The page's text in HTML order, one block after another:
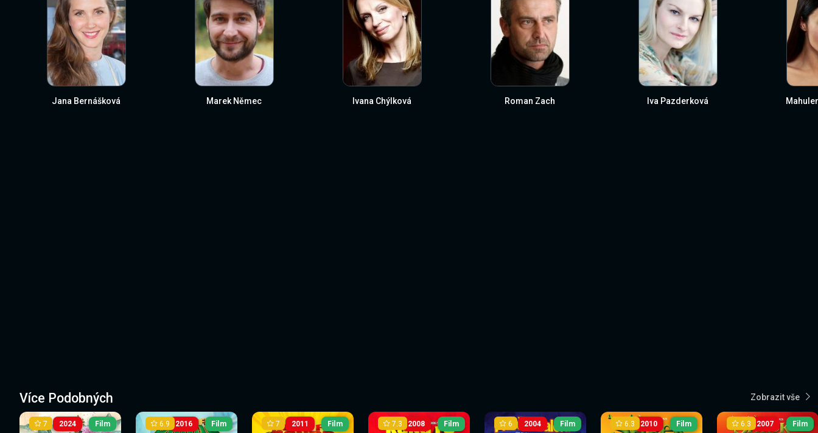
Jana Bernášková Marek Němec Ivana Chýlková Roman Zach Iva Pazderková
Více Podobných Zobrazit vše
2024
7 Film 2016
6.9 Film 2011
7 Film 2008
7.3 Film 2004
6 Film 2010
6.3 Film 2007
6.3 Film